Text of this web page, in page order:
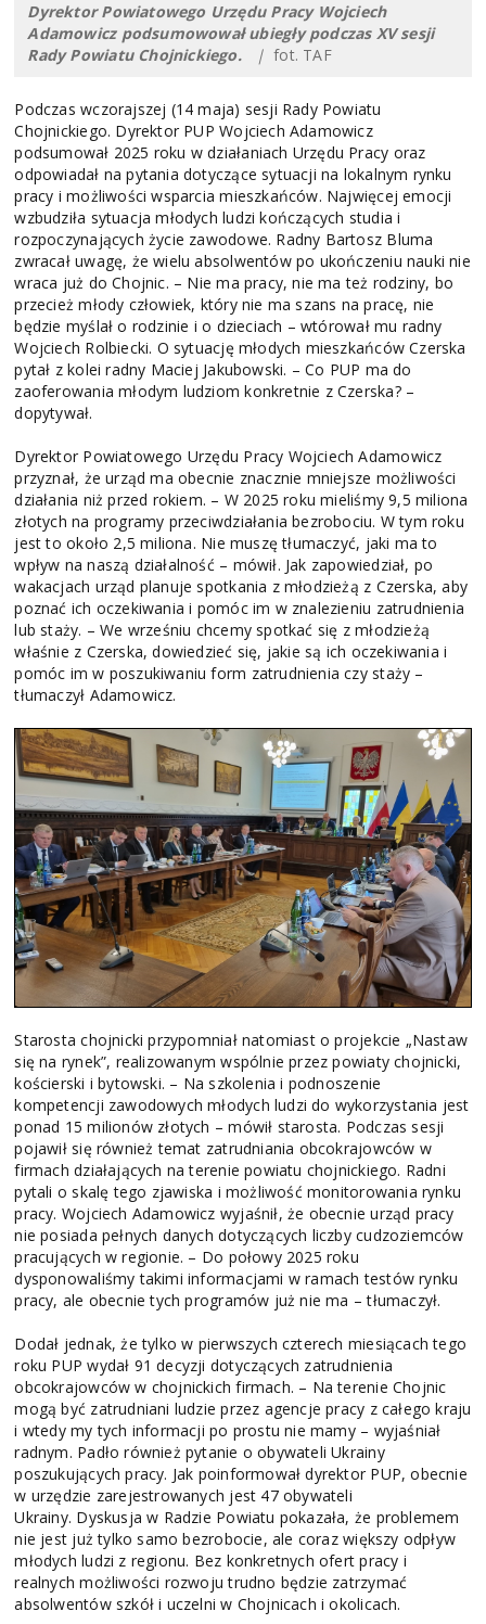
Dyrektor Powiatowego Urzędu Pracy Wojciech
Adamowicz podsumowował ubiegły podczas XV sesji
Rady Powiatu Chojnickiego.| fot. TAF
Podczas wczorajszej (14 maja) sesji Rady Powiatu
Chojnickiego. Dyrektor PUP Wojciech Adamowicz
podsumował 2025 roku w działaniach Urzędu Pracy oraz
odpowiadał na pytania dotyczące sytuacji na lokalnym rynku
pracy i możliwości wsparcia mieszkańców. Najwięcej emocji
wzbudziła sytuacja młodych ludzi kończących studia i
rozpoczynających życie zawodowe. Radny Bartosz Bluma
zwracał uwagę, że wielu absolwentów po ukończeniu nauki nie
wraca już do Chojnic. – Nie ma pracy, nie ma też rodziny, bo
przecież młody człowiek, który nie ma szans na pracę, nie
będzie myślał o rodzinie i o dzieciach – wtórował mu radny
Wojciech Rolbiecki. O sytuację młodych mieszkańców Czerska
pytał z kolei radny Maciej Jakubowski. – Co PUP ma do
zaoferowania młodym ludziom konkretnie z Czerska? –
dopytywał.
Dyrektor Powiatowego Urzędu Pracy Wojciech Adamowicz
przyznał, że urząd ma obecnie znacznie mniejsze możliwości
działania niż przed rokiem. – W 2025 roku mieliśmy 9,5 miliona
złotych na programy przeciwdziałania bezrobociu. W tym roku
jest to około 2,5 miliona. Nie muszę tłumaczyć, jaki ma to
wpływ na naszą działalność – mówił. Jak zapowiedział, po
wakacjach urząd planuje spotkania z młodzieżą z Czerska, aby
poznać ich oczekiwania i pomóc im w znalezieniu zatrudnienia
lub staży. – We wrześniu chcemy spotkać się z młodzieżą
właśnie z Czerska, dowiedzieć się, jakie są ich oczekiwania i
pomóc im w poszukiwaniu form zatrudnienia czy staży –
tłumaczył Adamowicz.
Starosta chojnicki przypomniał natomiast o projekcie „Nastaw
się na rynek”, realizowanym wspólnie przez powiaty chojnicki,
kościerski i bytowski. – Na szkolenia i podnoszenie
kompetencji zawodowych młodych ludzi do wykorzystania jest
ponad 15 milionów złotych – mówił starosta. Podczas sesji
pojawił się również temat zatrudniania obcokrajowców w
firmach działających na terenie powiatu chojnickiego. Radni
pytali o skalę tego zjawiska i możliwość monitorowania rynku
pracy. Wojciech Adamowicz wyjaśnił, że obecnie urząd pracy
nie posiada pełnych danych dotyczących liczby cudzoziemców
pracujących w regionie. – Do połowy 2025 roku
dysponowaliśmy takimi informacjami w ramach testów rynku
pracy, ale obecnie tych programów już nie ma – tłumaczył.
Dodał jednak, że tylko w pierwszych czterech miesiącach tego
roku PUP wydał 91 decyzji dotyczących zatrudnienia
obcokrajowców w chojnickich firmach. – Na terenie Chojnic
mogą być zatrudniani ludzie przez agencje pracy z całego kraju
i wtedy my tych informacji po prostu nie mamy – wyjaśniał
radnym. Padło również pytanie o obywateli Ukrainy
poszukujących pracy. Jak poinformował dyrektor PUP, obecnie
w urzędzie zarejestrowanych jest 47 obywateli
Ukrainy. Dyskusja w Radzie Powiatu pokazała, że problemem
nie jest już tylko samo bezrobocie, ale coraz większy odpływ
młodych ludzi z regionu. Bez konkretnych ofert pracy i
realnych możliwości rozwoju trudno będzie zatrzymać
absolwentów szkół i uczelni w Chojnicach i okolicach.